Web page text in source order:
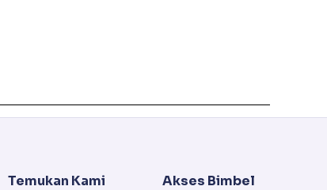
Temukan Kami Akses Bimbel